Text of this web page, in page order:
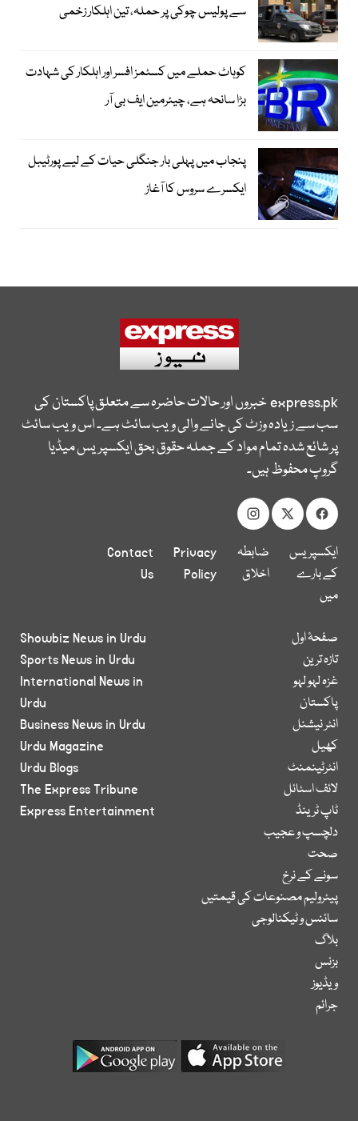
سے پولیس چوکی پر حملہ، تین اہلکار زخمی
کوہاٹ حملے میں کسٹمز افسر اور اہلکار کی شہادت
بڑا سانحہ ہے، چیئرمین ایف بی آر
پنجاب میں پہلی بار جنگلی حیات کے لیے پورٹیبل
ایکسرے سروس کا آغاز
express.pkخبروں اور حالات حاضرہ سے متعلق پاکستان کی
سب سے زیادہ وزٹ کی جانے والی ویب سائٹ ہے۔ اس ویب سائٹ
پر شائع شدہ تمام مواد کے جملہ حقوق بحق ایکسپریس میڈیا
گروپ محفوظ ہیں۔
ایکسپریس
کے بارے
میں
ضابطہ
اخلاق
Privacy
Policy
Contact
Us
صفحۂ اول
تازہ ترین
غزہ لہو لہو
پاکستان
انٹر نیشنل
کھیل
انٹرٹینمنٹ
لائف اسٹائل
ٹاپ ٹرینڈ
دلچسپ و عجیب
صحت
سونے کے نرخ
پیٹرولیم مصنوعات کی قیمتیں
سائنس و ٹیکنالوجی
بلاگ
بزنس
ویڈیوز
جرائم
Showbiz News in Urdu
Sports News in Urdu
International News in
Urdu
Business News in Urdu
Urdu Magazine
Urdu Blogs
The Express Tribune
Express Entertainment